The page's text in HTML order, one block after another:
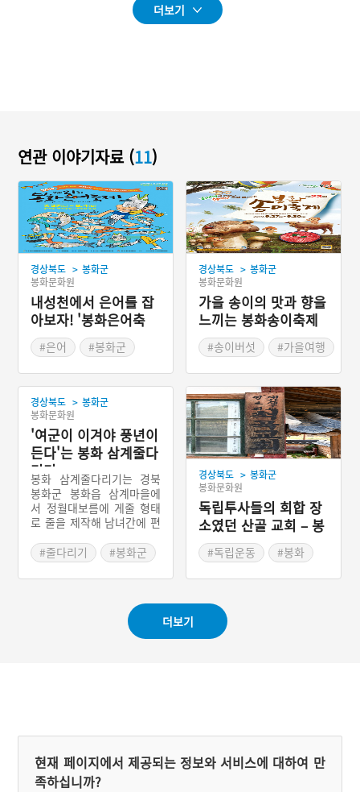
더보기
연관 이야기자료 (11)
경상북도 > 봉화군
봉화문화원
내성천에서 은어를 잡
아보자! '봉화은어축
제'#은어
#봉화군
#경상도축제
경상북도 > 봉화군
봉화문화원
가을 송이의 맛과 향을
느끼는 봉화송이축제
#송이버섯
#가을여행
#경상도축제
경상북도 > 봉화군
봉화문화원
'여군이 이겨야 풍년이
든다'는 봉화 삼계줄다
리기
봉화 삼계줄다리기는 경북
봉화군 봉화읍 삼계마을에
서 정월대보름에 게줄 형태
로 줄을 제작해 남녀간에 편
동놀이이다. 한 해의 풍요를
기원하는 지역민의 기원을
담고 있으며, 현재는 가을철
#줄다리기
#봉화군
경상북도 > 봉화군
봉화문화원
독립투사들의 회합 장
소였던 산골 교회 – 봉
화 척곡교회
#독립운동
#봉화
#봉화가볼만한곳
더보기
현재 페이지에서 제공되는 정보와 서비스에 대하여 만
족하십니까?